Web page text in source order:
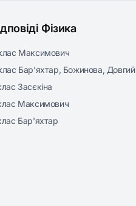
Фізика
Максимович
Бар’яхтар, Божинова, Довгий
Засєкіна
Максимович
Бар'яхтар